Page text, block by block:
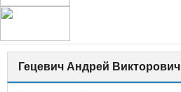
Гецевич Андрей Викторович